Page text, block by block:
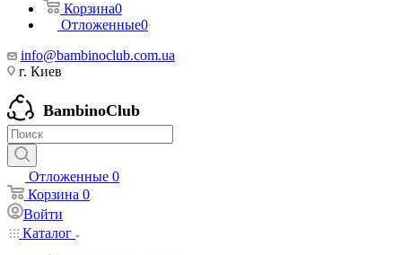
Корзина0
Отложенные0
info@bambinoclub.com.ua
г. Киев
BambinoClub
Отложенные 0
Корзина 0
Войти
Каталог